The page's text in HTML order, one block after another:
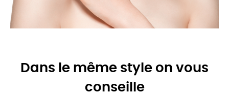
Dans le même style on vous
conseille